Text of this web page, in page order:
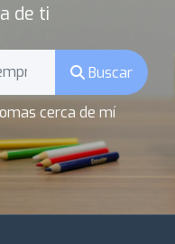
de ti
Buscar
cerca de mí